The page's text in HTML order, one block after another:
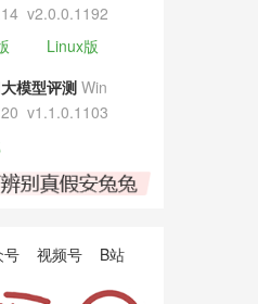
v2.0.0.1192
Linux版
模型评测 Win
v1.1.0.1103
号 视频号 B站